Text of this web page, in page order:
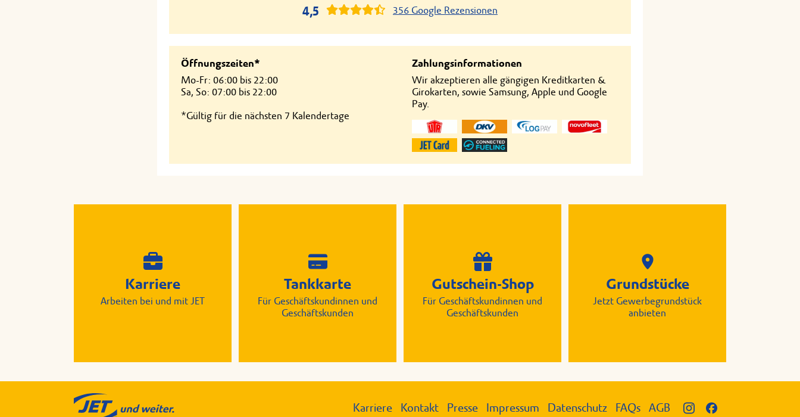
4,5 356 Google Rezensionen
Öffnungszeiten*
Mo-Fr: 06:00 bis 22:00
Sa, So: 07:00 bis 22:00
*Gültig für die nächsten 7 Kalendertage
Zahlungsinformationen
Wir akzeptieren alle gängigen Kreditkarten &
Girokarten, sowie Samsung, Apple und Google
Pay.
Karriere
Arbeiten bei und mit JET
Tankkarte
Für Geschäftskundinnen und
Geschäftskunden
Gutschein-Shop
Für Geschäftskundinnen und
Geschäftskunden
Grundstücke
Jetzt Gewerbegrundstück
anbieten
Karriere Kontakt Presse Impressum Datenschutz FAQs AGB